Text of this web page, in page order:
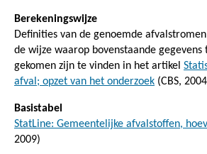
Berekeningswijze
Definities van de genoemde
de wijze waarop bovenstaande gegevens
gekomen zijn te vinden in het artikel
afval; opzet van het onderzoek (CBS,
Basistabel
StatLine: Gemeentelijke afvalstoffen,
2009)